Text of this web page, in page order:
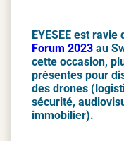
EYESEE est
Forum 2023 au
cette occasion,
présentes pour
des drones
sécurité,
immobilier).